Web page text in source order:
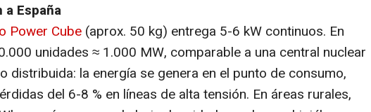
España
Power Cube (aprox. 50 kg) entrega 5-6 kW continuos. En
unidades ≈ 1.000 MW, comparable a una central nuclear
distribuida: la energía se genera en el punto de consumo,
del 6-8 % en líneas de alta tensión. En áreas rurales,